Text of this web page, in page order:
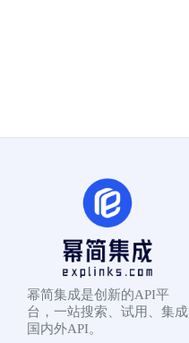
幂简集成是创新的API平
台，一站搜索、试用、集成
国内外API。